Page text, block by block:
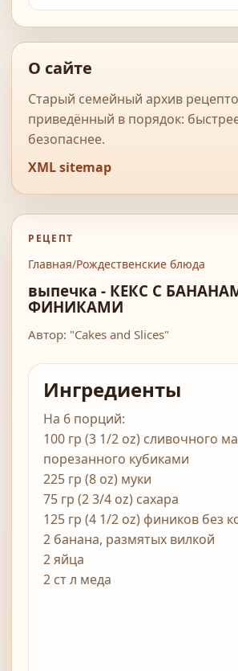
О сайте
Старый семейный архив
приведённый в порядок:
безопаснее.
XML sitemap
РЕЦЕПТ
Главная/Рождественские блюда
выпечка - КЕКС С
ФИНИКАМИ
Автор: "Cakes and Slices"
Ингредиенты
На 6 порций:
100 гр (3 1/2 oz) сливочного
порезанного кубиками
225 гр (8 oz) муки
75 гр (2 3/4 oz) сахара
125 гр (4 1/2 oz) фиников без
2 банана, размятых вилкой
2 яйца
2 ст л меда